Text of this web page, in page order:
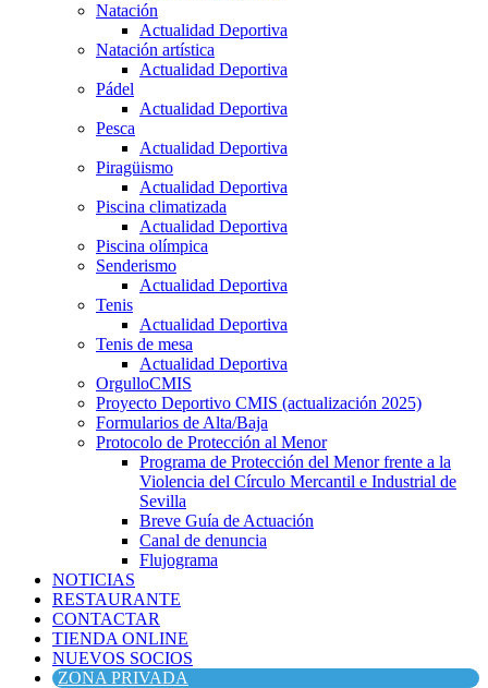
Natación
Actualidad Deportiva
Natación artística
Actualidad Deportiva
Pádel
Actualidad Deportiva
Pesca
Actualidad Deportiva
Piragüismo
Actualidad Deportiva
Piscina climatizada
Actualidad Deportiva
Piscina olímpica
Senderismo
Actualidad Deportiva
Tenis
Actualidad Deportiva
Tenis de mesa
Actualidad Deportiva
OrgulloCMIS
Proyecto Deportivo CMIS (actualización 2025)
Formularios de Alta/Baja
Protocolo de Protección al Menor
Programa de Protección del Menor frente a la
Violencia del Círculo Mercantil e Industrial de
Sevilla
Breve Guía de Actuación
Canal de denuncia
Flujograma
NOTICIAS
RESTAURANTE
CONTACTAR
TIENDA ONLINE
NUEVOS SOCIOS
ZONA PRIVADA